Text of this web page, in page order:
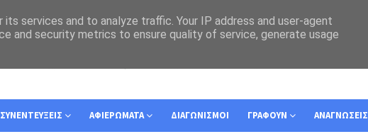
ΣΥΝΕΝΤΕΥΞΕΙΣ ΑΦΙΕΡΩΜΑΤΑ ΔΙΑΓΩΝΙΣΜΟΙ ΓΡΑΦΟΥΝ ΑΝΑΓΝΩΣΕΙΣ
services and to analyze traffic. Your IP address and user-agent
and security metrics to ensure quality of service, generate usage